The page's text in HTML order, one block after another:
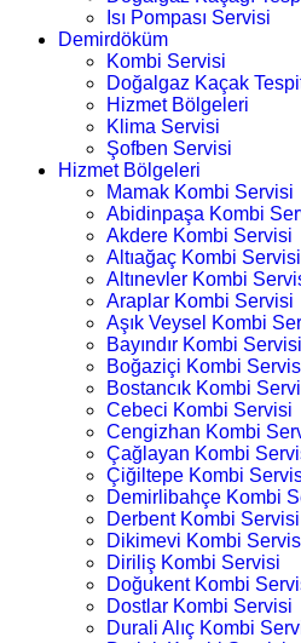
Isı Pompası Servisi
Demirdöküm
Kombi Servisi
Doğalgaz Kaçak
Hizmet Bölgeleri
Klima Servisi
Şofben Servisi
Hizmet Bölgeleri
Mamak Kombi Servisi
Abidinpaşa Kombi
Akdere Kombi Servisi
Altıağaç Kombi Servisi
Altınevler Kombi
Araplar Kombi Servisi
Aşık Veysel Kombi
Bayındır Kombi Servisi
Boğaziçi Kombi
Bostancık Kombi
Cebeci Kombi Servisi
Cengizhan Kombi
Çağlayan Kombi
Çiğiltepe Kombi
Demirlibahçe Kombi
Derbent Kombi Servisi
Dikimevi Kombi
Diriliş Kombi Servisi
Doğukent Kombi
Dostlar Kombi Servisi
Durali Alıç Kombi